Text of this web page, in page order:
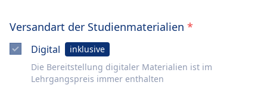
Versandart der Studienmaterialien *
Digital
inklusive
Die Bereitstellung digitaler Materialien ist im
Lehrgangspreis immer enthalten